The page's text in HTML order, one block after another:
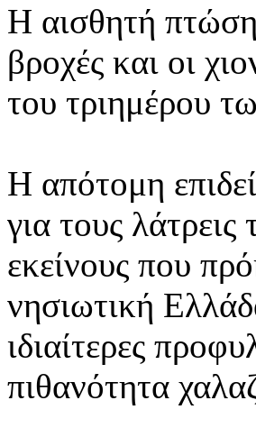
Η αισθητή πτώση
βροχές και οι
του τριημέρου
Η απότομη
για τους
εκείνους που
νησιωτική
ιδιαίτερες
πιθανότητα